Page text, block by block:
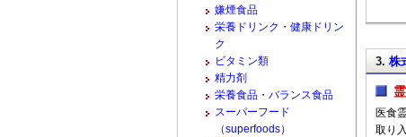
3. 株
医食
取り
嫌煙食品
栄養ドリンク・健康ドリン
ク
ビタミン類
精力剤
栄養食品・バランス食品
スーパーフード
（superfoods）